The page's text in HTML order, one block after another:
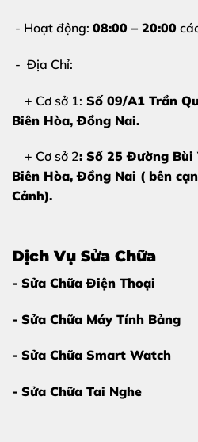
- Hoạt động: 08:00 – 20:00
- Địa Chỉ:
+ Cơ sở 1: Số 09/A1 Trần
Biên Hòa, Đồng Nai.
+ Cơ sở 2: Số 25 Đường Bùi
Biên Hòa, Đồng Nai ( bên
Cảnh).
Dịch Vụ Sửa Chữa
- Sửa Chữa Điện Thoại
- Sửa Chữa Máy Tính Bảng
- Sửa Chữa Smart Watch
- Sửa Chữa Tai Nghe